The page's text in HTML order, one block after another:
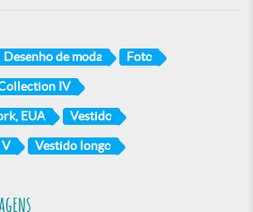
Desenho de moda Foto
IV
EUA Vestido
V Vestido longo